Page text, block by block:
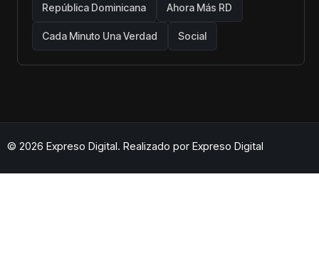
República Dominicana Ahora Más RD
Cada Minuto Una Verdad Social
© 2026 Expreso Digital. Realizado por Expreso Digital